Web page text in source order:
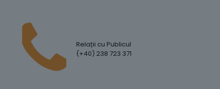
Relații cu Publicul
(+40) 238 723 371